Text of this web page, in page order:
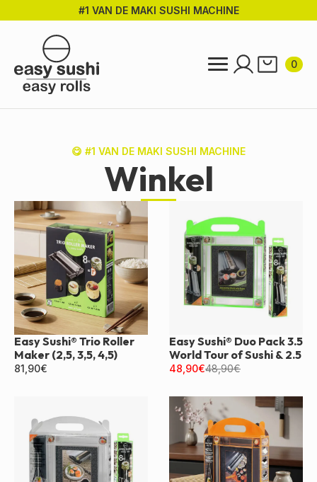
de
hoofdinhoud
#1 VAN DE MAKI SUSHI MACHINE
0
😋 #1 VAN DE MAKI SUSHI MACHINE
Winkel
Easy Sushi® Trio Roller
Maker (2,5, 3,5, 4,5)
81,90€
Easy Sushi® Duo Pack 3.5
World Tour of Sushi & 2.5
48,90€48,90€